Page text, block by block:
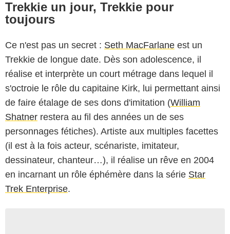
Trekkie un jour, Trekkie pour
toujours
Ce n'est pas un secret : Seth MacFarlane est un
Trekkie de longue date. Dès son adolescence, il
réalise et interprète un court métrage dans lequel il
s'octroie le rôle du capitaine Kirk, lui permettant ainsi
de faire étalage de ses dons d'imitation (William
Shatner restera au fil des années un de ses
personnages fétiches). Artiste aux multiples facettes
(il est à la fois acteur, scénariste, imitateur,
dessinateur, chanteur…), il réalise un rêve en 2004
en incarnant un rôle éphémère dans la série Star
Trek Enterprise.